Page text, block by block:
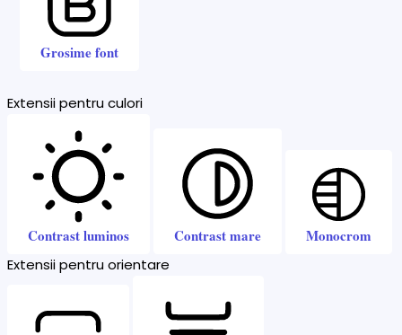
Grosime font
Extensii pentru culori
Contrast luminos Contrast mare Monocrom
Extensii pentru orientare